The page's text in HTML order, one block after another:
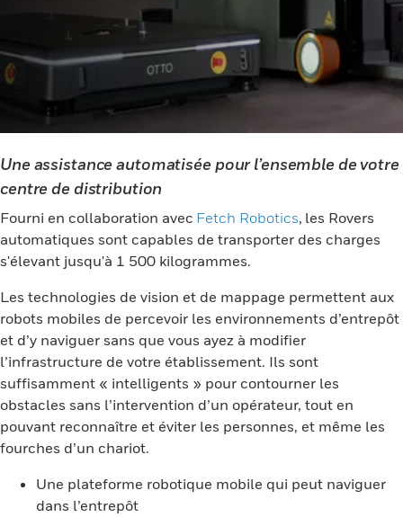
Une assistance automatisée pour l’ensemble de votre
centre de distribution
Fourni en collaboration avec Fetch Robotics, les Rovers
automatiques sont capables de transporter des charges
s'élevant jusqu'à 1 500 kilogrammes.
Les technologies de vision et de mappage permettent aux
robots mobiles de percevoir les environnements d’entrepôt
et d’y naviguer sans que vous ayez à modifier
l’infrastructure de votre établissement. Ils sont
suffisamment « intelligents » pour contourner les
obstacles sans l’intervention d’un opérateur, tout en
pouvant reconnaître et éviter les personnes, et même les
fourches d’un chariot.
Une plateforme robotique mobile qui peut naviguer
dans l’entrepôt